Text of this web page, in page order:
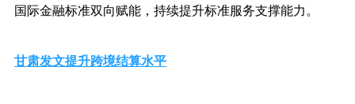
国际金融标准双向赋能，持续提升标准服务支撑能力。
甘肃发文提升跨境结算水平